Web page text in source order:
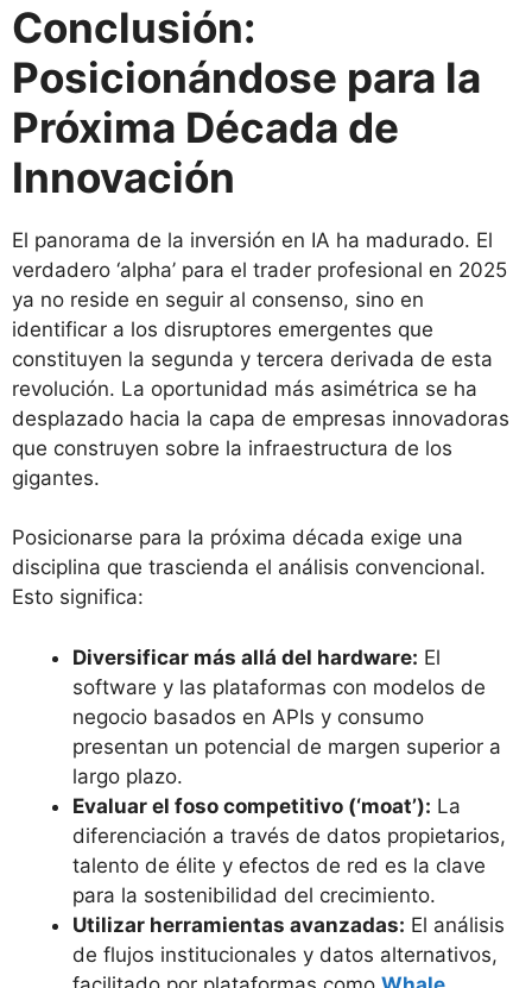
Conclusión:
Posicionándose para la
Próxima Década de
Innovación
El panorama de la inversión en IA ha madurado. El
verdadero ‘alpha’ para el trader profesional en 2025
ya no reside en seguir al consenso, sino en
identificar a los disruptores emergentes que
constituyen la segunda y tercera derivada de esta
revolución. La oportunidad más asimétrica se ha
desplazado hacia la capa de empresas innovadoras
que construyen sobre la infraestructura de los
gigantes.
Posicionarse para la próxima década exige una
disciplina que trascienda el análisis convencional.
Esto significa:
Diversificar más allá del hardware: El
software y las plataformas con modelos de
negocio basados en APIs y consumo
presentan un potencial de margen superior a
largo plazo.
Evaluar el foso competitivo (‘moat’): La
diferenciación a través de datos propietarios,
talento de élite y efectos de red es la clave
para la sostenibilidad del crecimiento.
Utilizar herramientas avanzadas: El análisis
de flujos institucionales y datos alternativos,